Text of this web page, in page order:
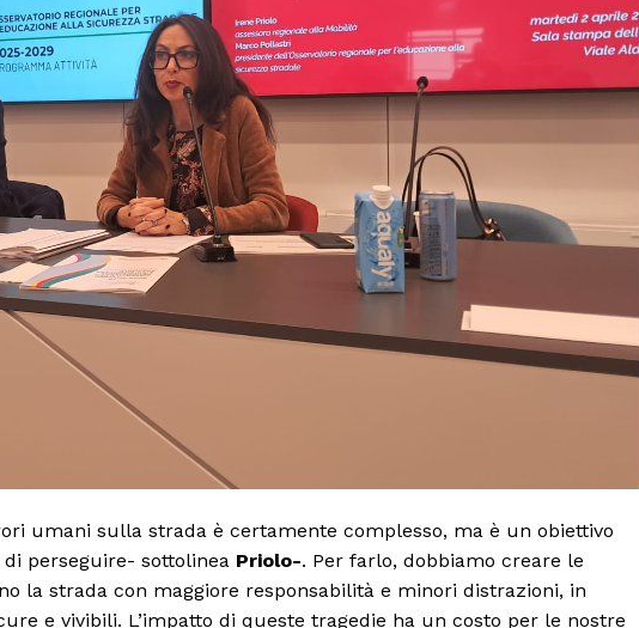
umani sulla strada è certamente complesso, ma è un obiettivo
perseguire- sottolinea Priolo-. Per farlo, dobbiamo creare le
la strada con maggiore responsabilità e minori distrazioni, in
e vivibili. L’impatto di queste tragedie ha un costo per le nostre